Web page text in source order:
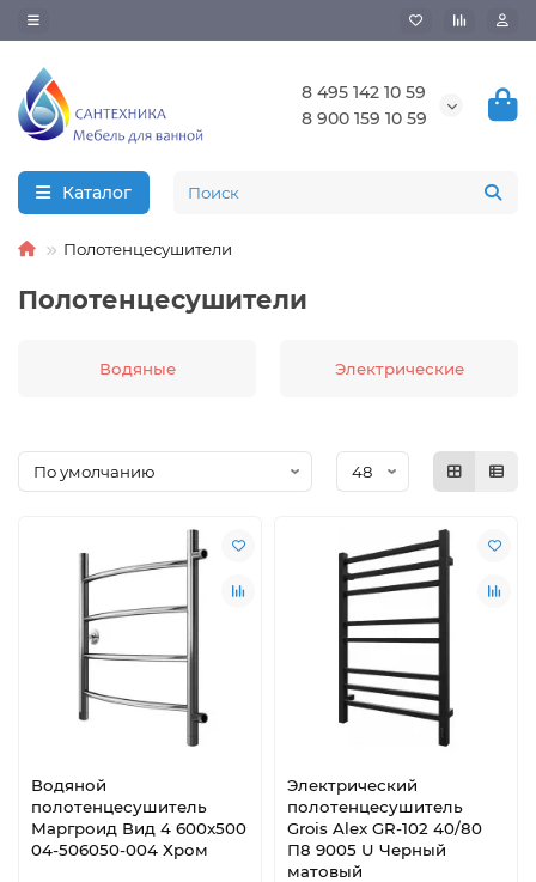
8 495 142 10 59
8 900 159 10 59
Каталог
Полотенцесушители
Полотенцесушители
Водяные Электрические
Водяной
полотенцесушитель
Маргроид Вид 4 600x500
04-506050-004 Хром
Электрический
полотенцесушитель
Grois Alex GR-102 40/80
П8 9005 U Черный
матовый